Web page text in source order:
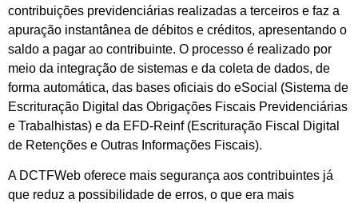
contribuições previdenciárias realizadas a terceiros e faz a
apuração instantânea de débitos e créditos, apresentando o
saldo a pagar ao contribuinte. O processo é realizado por
meio da integração de sistemas e da coleta de dados, de
forma automática, das bases oficiais do eSocial (Sistema de
Escrituração Digital das Obrigações Fiscais Previdenciárias
e Trabalhistas) e da EFD-Reinf (Escrituração Fiscal Digital
de Retenções e Outras Informações Fiscais).
A DCTFWeb oferece mais segurança aos contribuintes já
que reduz a possibilidade de erros, o que era mais